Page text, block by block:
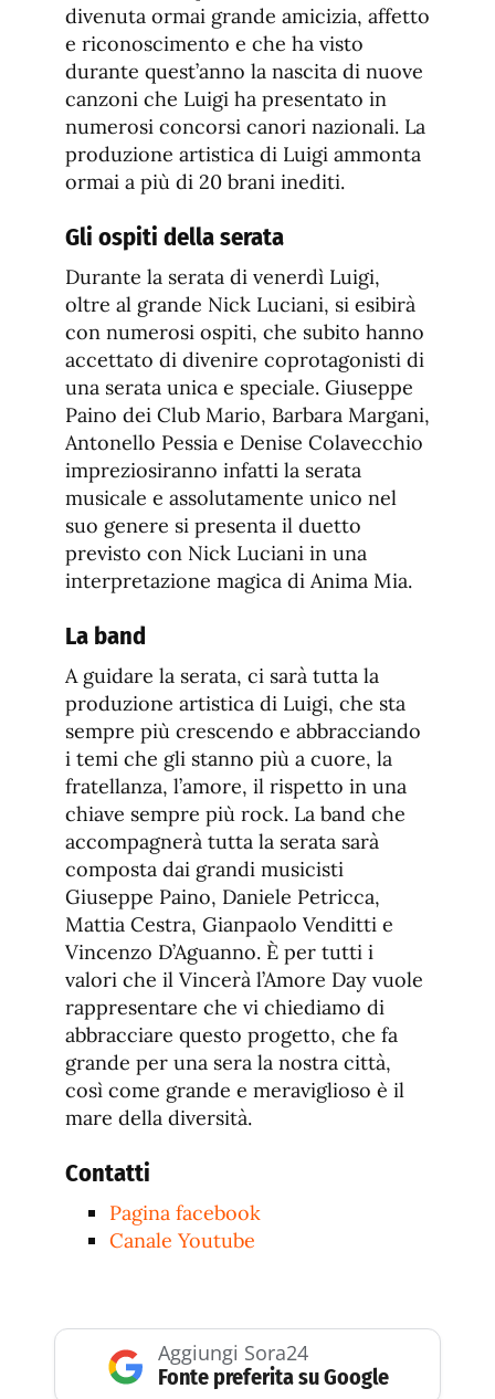
divenuta ormai grande amicizia, affetto
e riconoscimento e che ha visto
durante quest’anno la nascita di nuove
canzoni che Luigi ha presentato in
numerosi concorsi canori nazionali. La
produzione artistica di Luigi ammonta
ormai a più di 20 brani inediti.
Gli ospiti della serata
Durante la serata di venerdì Luigi,
oltre al grande Nick Luciani, si esibirà
con numerosi ospiti, che subito hanno
accettato di divenire coprotagonisti di
una serata unica e speciale. Giuseppe
Paino dei Club Mario, Barbara Margani,
Antonello Pessia e Denise Colavecchio
impreziosiranno infatti la serata
musicale e assolutamente unico nel
suo genere si presenta il duetto
previsto con Nick Luciani in una
interpretazione magica di Anima Mia.
La band
A guidare la serata, ci sarà tutta la
produzione artistica di Luigi, che sta
sempre più crescendo e abbracciando
i temi che gli stanno più a cuore, la
fratellanza, l’amore, il rispetto in una
chiave sempre più rock. La band che
accompagnerà tutta la serata sarà
composta dai grandi musicisti
Giuseppe Paino, Daniele Petricca,
Mattia Cestra, Gianpaolo Venditti e
Vincenzo D’Aguanno. È per tutti i
valori che il Vincerà l’Amore Day vuole
rappresentare che vi chiediamo di
abbracciare questo progetto, che fa
grande per una sera la nostra città,
così come grande e meraviglioso è il
mare della diversità.
Contatti
Pagina facebook
Canale Youtube
Aggiungi Sora24
Fonte preferita su Google